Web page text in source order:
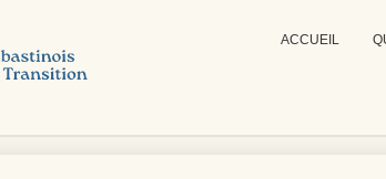
ACCUEIL